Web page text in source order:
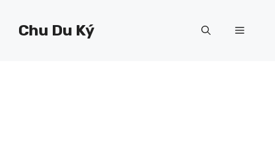
Chu Du Ký Menu